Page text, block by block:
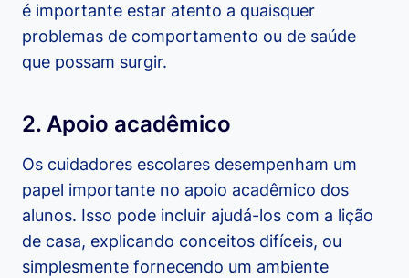
é importante estar atento a quaisquer
problemas de comportamento ou de saúde
que possam surgir.
2. Apoio acadêmico
Os cuidadores escolares desempenham um
papel importante no apoio acadêmico dos
alunos. Isso pode incluir ajudá-los com a lição
de casa, explicando conceitos difíceis, ou
simplesmente fornecendo um ambiente